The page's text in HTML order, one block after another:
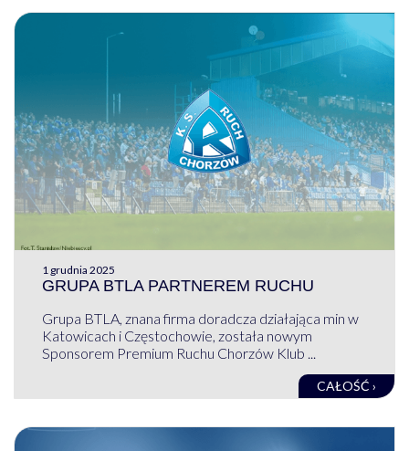
1 grudnia 2025
GRUPA BTLA PARTNEREM RUCHU
Grupa BTLA, znana firma doradcza działająca min w
Katowicach i Częstochowie, została nowym
Sponsorem Premium Ruchu Chorzów Klub ...
CAŁOŚĆ ›